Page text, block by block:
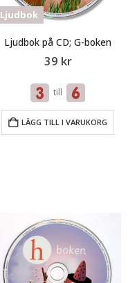
Ljudbok
Ljudbok på CD; G-boken
39 kr
till
LÄGG TILL I VARUKORG